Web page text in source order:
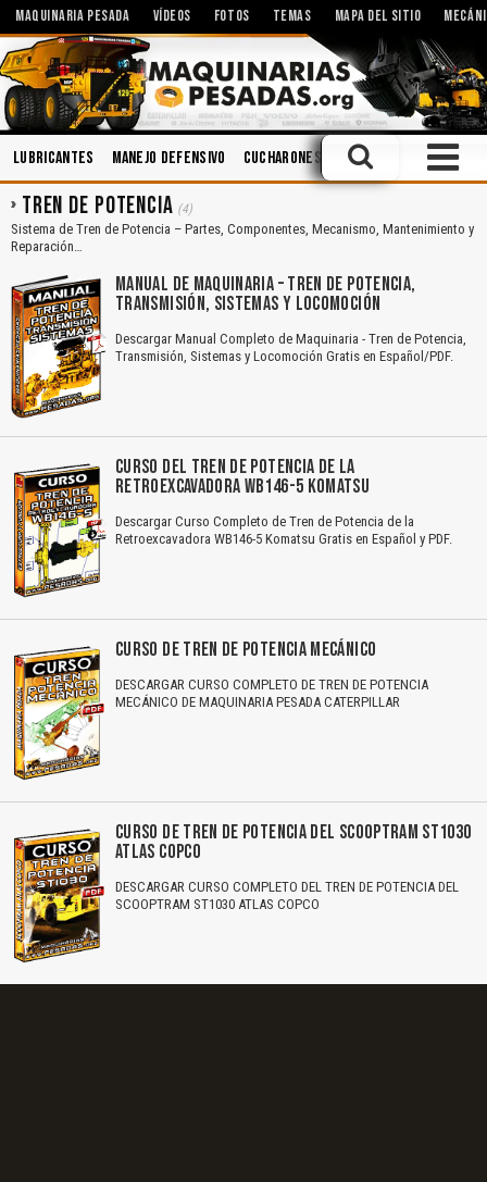
MAQUINARIA PESADA VÍDEOS FOTOS TEMAS MAPA DEL SITIO
Lubricantes Manejo Defensivo Cucharones Voladura
TREN DE POTENCIA (4)
Sistema de Tren de Potencia – Partes, Componentes, Mecanismo, Mantenimiento y
Reparación…
MANUAL DE MAQUINARIA – TREN DE POTENCIA,
TRANSMISIÓN, SISTEMAS Y LOCOMOCIÓN
Descargar Manual Completo de Maquinaria - Tren de Potencia,
Transmisión, Sistemas y Locomoción Gratis en Español/PDF.
CURSO DEL TREN DE POTENCIA DE LA
RETROEXCAVADORA WB146-5 KOMATSU
Descargar Curso Completo de Tren de Potencia de la
Retroexcavadora WB146-5 Komatsu Gratis en Español y PDF.
CURSO DE TREN DE POTENCIA MECÁNICO
DESCARGAR CURSO COMPLETO DE TREN DE POTENCIA
MECÁNICO DE MAQUINARIA PESADA CATERPILLAR
CURSO DE TREN DE POTENCIA DEL SCOOPTRAM ST1030
ATLAS COPCO
DESCARGAR CURSO COMPLETO DEL TREN DE POTENCIA DEL
SCOOPTRAM ST1030 ATLAS COPCO